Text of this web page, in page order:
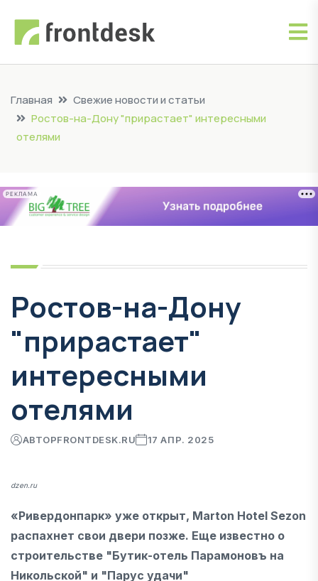
Главная
Свежие новости и статьи
Ростов-на-Дону "прирастает" интересными
отелями
РЕКЛАМА
Ростов-на-Дону
"прирастает"
интересными
отелями
АВТОРFRONTDESK.RU 17 АПР. 2025
dzen.ru
«Ривердонпарк» уже открыт, Marton Hotel Sezon
распахнет свои двери позже. Еще известно о
строительстве "Бутик-отель Парамоновъ на
Никольской" и "Парус удачи"